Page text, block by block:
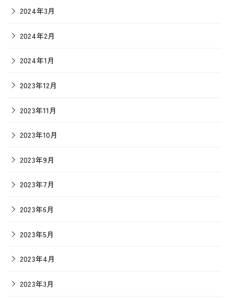
2024年3月
2024年2月
2024年1月
2023年12月
2023年11月
2023年10月
2023年9月
2023年7月
2023年6月
2023年5月
2023年4月
2023年3月